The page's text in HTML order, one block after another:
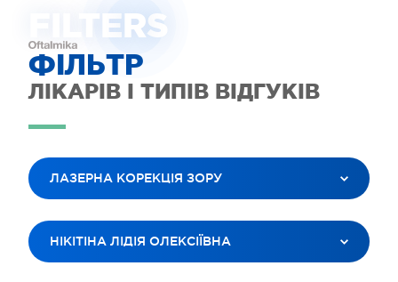
FILTERS
ФІЛЬТР
ЛІКАРІВ І ТИПІВ ВІДГУКІВ
ЛАЗЕРНА КОРЕКЦІЯ ЗОРУ
ВСІ ПОСЛУГИ
ЛАЗЕРНА КОРЕКЦІЯ ЗОРУ
НІКІТІНА ЛІДІЯ ОЛЕКСІЇВНА